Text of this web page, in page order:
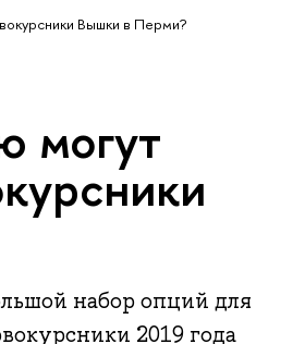
Вышки в Перми?
могут
набор опций для
2019 года